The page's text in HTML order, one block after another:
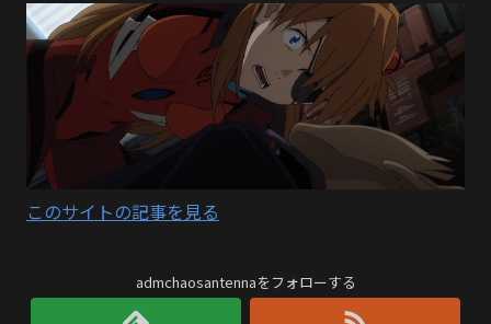
このサイトの記事を見る
admchaosantennaをフォローする